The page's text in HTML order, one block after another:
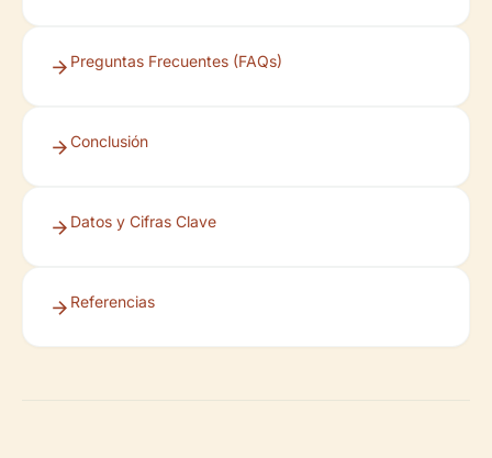
Preguntas Frecuentes (FAQs)
Conclusión
Datos y Cifras Clave
Referencias